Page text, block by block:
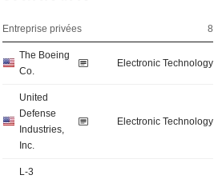
Entreprise privées 8
The Boeing
Co.
Electronic Technology
United
Defense
Industries,
Inc.
Electronic Technology
L-3